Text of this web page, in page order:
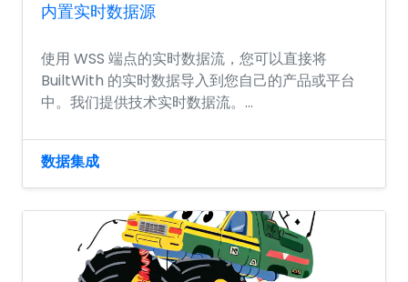
内置实时数据源
使用 WSS 端点的实时数据流，您可以直接将
BuiltWith 的实时数据导入到您自己的产品或平台
中。我们提供技术实时数据流。...
数据集成